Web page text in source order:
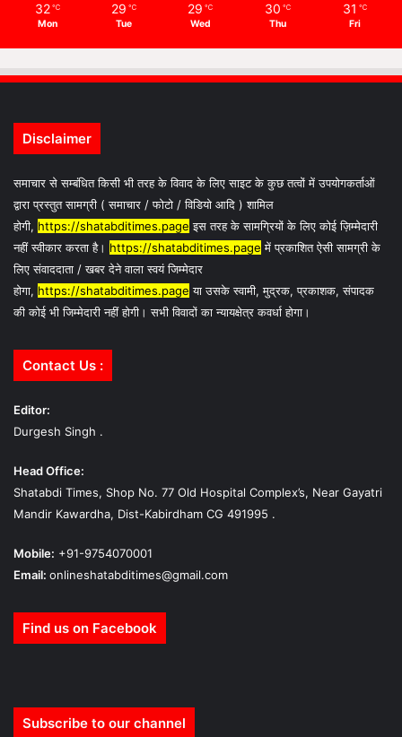
32 ℃
Mon
29 ℃
Tue
29 ℃
Wed
30 ℃
Thu
31 ℃
Fri
Disclaimer
समाचार से सम्बंधित किसी भी तरह के विवाद के लिए साइट के कुछ तत्वों में उपयोगकर्ताओं
द्वारा प्रस्तुत सामग्री ( समाचार / फोटो / विडियो आदि ) शामिल
होगी, https://shatabditimes.page इस तरह के सामग्रियों के लिए कोई ज़िम्मेदारी
नहीं स्वीकार करता है। https://shatabditimes.page में प्रकाशित ऐसी सामग्री के
लिए संवाददाता / खबर देने वाला स्वयं जिम्मेदार
होगा, https://shatabditimes.page या उसके स्वामी, मुद्रक, प्रकाशक, संपादक
की कोई भी जिम्मेदारी नहीं होगी। सभी विवादों का न्यायक्षेत्र कवर्धा होगा।
Contact Us :
Editor:
Durgesh Singh .
Head Office:
Shatabdi Times, Shop No. 77 Old Hospital Complex’s, Near Gayatri
Mandir Kawardha, Dist-Kabirdham CG 491995 .
Mobile: +91-9754070001
Email: onlineshatabditimes@gmail.com
Find us on Facebook
Subscribe to our channel